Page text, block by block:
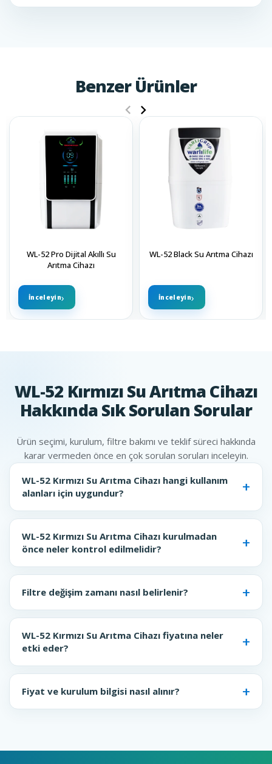
Benzer Ürünler
WL-52 Pro Dijital Akıllı Su
Arıtma Cihazı
İnceleyin
WL-52 Black Su Arıtma Cihazı
İnceleyin
WL-52 Kırmızı Su Arıtma Cihazı
Hakkında Sık Sorulan Sorular
Ürün seçimi, kurulum, filtre bakımı ve teklif süreci hakkında
karar vermeden önce en çok sorulan soruları inceleyin.
WL-52 Kırmızı Su Arıtma Cihazı hangi kullanım
alanları için uygundur?
WL-52 Kırmızı Su Arıtma Cihazı kurulmadan
önce neler kontrol edilmelidir?
Filtre değişim zamanı nasıl belirlenir?
WL-52 Kırmızı Su Arıtma Cihazı fiyatına neler
etki eder?
Fiyat ve kurulum bilgisi nasıl alınır?